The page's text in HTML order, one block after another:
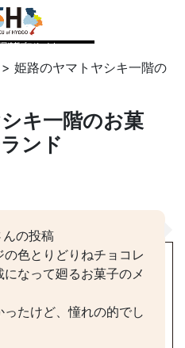
連邦プロジェクト
> 姫路のヤマトヤシキ一階の
キ一階のお菓
ンド
の投稿
色とりどりねチョコレ
なって廻るお菓子のメ
たけど、憧れの的でし